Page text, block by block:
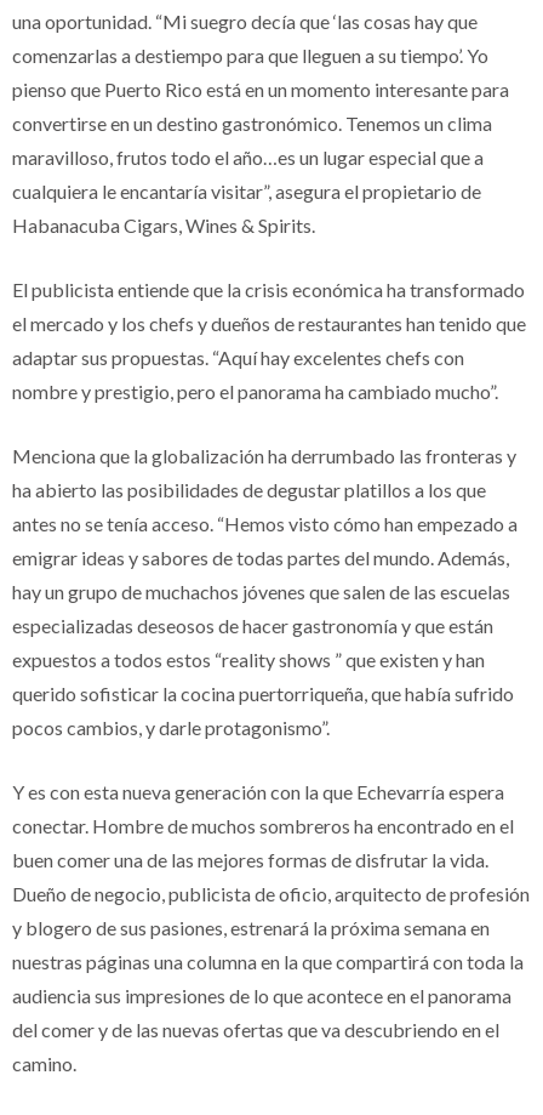
una oportunidad. “Mi suegro decía que ‘las cosas hay que
comenzarlas a destiempo para que lleguen a su tiempo’. Yo
pienso que Puerto Rico está en un momento interesante para
convertirse en un destino gastronómico. Tenemos un clima
maravilloso, frutos todo el año…es un lugar especial que a
cualquiera le encantaría visitar”, asegura el propietario de
Habanacuba Cigars, Wines & Spirits.
El publicista entiende que la crisis económica ha transformado
el mercado y los chefs y dueños de restaurantes han tenido que
adaptar sus propuestas. “Aquí hay excelentes chefs con
nombre y prestigio, pero el panorama ha cambiado mucho”.
Menciona que la globalización ha derrumbado las fronteras y
ha abierto las posibilidades de degustar platillos a los que
antes no se tenía acceso. “Hemos visto cómo han empezado a
emigrar ideas y sabores de todas partes del mundo. Además,
hay un grupo de muchachos jóvenes que salen de las escuelas
especializadas deseosos de hacer gastronomía y que están
expuestos a todos estos “reality shows ” que existen y han
querido sofisticar la cocina puertorriqueña, que había sufrido
pocos cambios, y darle protagonismo”.
Y es con esta nueva generación con la que Echevarría espera
conectar. Hombre de muchos sombreros ha encontrado en el
buen comer una de las mejores formas de disfrutar la vida.
Dueño de negocio, publicista de oficio, arquitecto de profesión
y blogero de sus pasiones, estrenará la próxima semana en
nuestras páginas una columna en la que compartirá con toda la
audiencia sus impresiones de lo que acontece en el panorama
del comer y de las nuevas ofertas que va descubriendo en el
camino.